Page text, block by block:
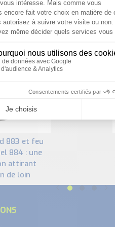
884 : une
attirant
de loin